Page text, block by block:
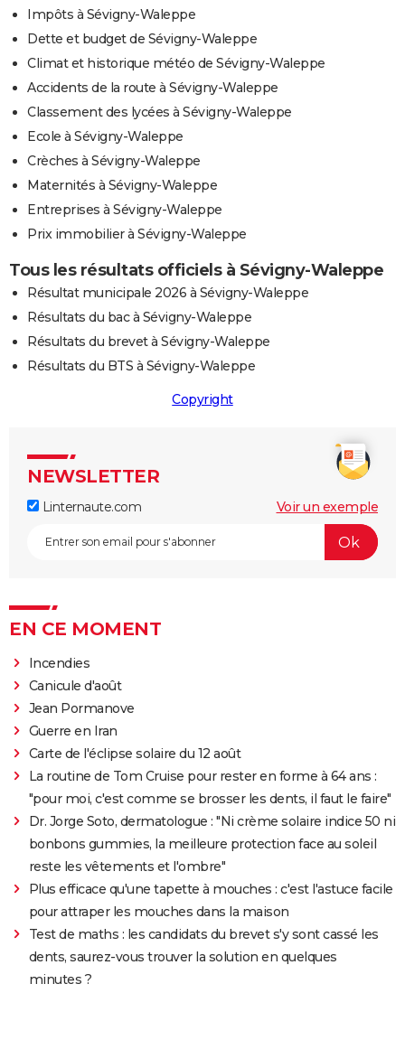
Impôts à Sévigny-Waleppe
Dette et budget de Sévigny-Waleppe
Climat et historique météo de Sévigny-Waleppe
Accidents de la route à Sévigny-Waleppe
Classement des lycées à Sévigny-Waleppe
Ecole à Sévigny-Waleppe
Crèches à Sévigny-Waleppe
Maternités à Sévigny-Waleppe
Entreprises à Sévigny-Waleppe
Prix immobilier à Sévigny-Waleppe
Tous les résultats officiels à Sévigny-Waleppe
Résultat municipale 2026 à Sévigny-Waleppe
Résultats du bac à Sévigny-Waleppe
Résultats du brevet à Sévigny-Waleppe
Résultats du BTS à Sévigny-Waleppe
Copyright
NEWSLETTER
Linternaute.com Voir un exemple
EN CE MOMENT
Incendies
Canicule d'août
Jean Pormanove
Guerre en Iran
Carte de l'éclipse solaire du 12 août
La routine de Tom Cruise pour rester en forme à 64 ans :
"pour moi, c'est comme se brosser les dents, il faut le faire"
Dr. Jorge Soto, dermatologue : "Ni crème solaire indice 50 ni
bonbons gummies, la meilleure protection face au soleil
reste les vêtements et l'ombre"
Plus efficace qu'une tapette à mouches : c'est l'astuce facile
pour attraper les mouches dans la maison
Test de maths : les candidats du brevet s'y sont cassé les
dents, saurez-vous trouver la solution en quelques
minutes ?